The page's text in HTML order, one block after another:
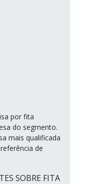
por fita
do segmento.
mais qualificada
de
SOBRE FITA